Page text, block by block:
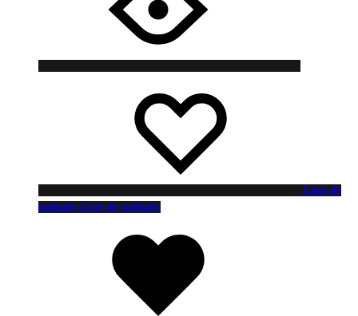
Liste de
souhaits Liste de souhaits